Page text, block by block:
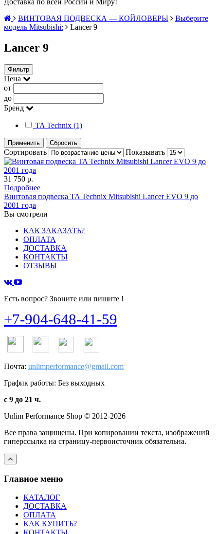
Доставка по всей России и Миру!
ВИНТОВАЯ ПОДВЕСКА — КОЙЛОВЕРЫ
Выберите
модель Mitsubishi:
Lancer 9
Lancer 9
Фильтр
Цена
от
до
Бренд
TA Technix (1)
Применить Сбросить
Сортировать Показывать
31 750 р.
Подробнее
Винтовая подвеска TA Technix Mitsubishi Lancer EVO 9 до
2001 года
Вы смотрели
КАК ЗАКАЗАТЬ?
ОПЛАТА
ДОСТАВКА
КОНТАКТЫ
ОТЗЫВЫ
Есть вопрос? Звоните или пишите !
+7-904-648-41-59
Почта: unlimperformance@gmail.com
График работы: Без выходных
с 9 до 21 ч.
Unlim Performance Shop © 2012-2026
Все права защищены. При копировании текста, изображений
гиперссылка на страницу-первоисточник обязательна.
Главное меню
КАТАЛОГ
ДОСТАВКА
ОПЛАТА
КАК КУПИТЬ?